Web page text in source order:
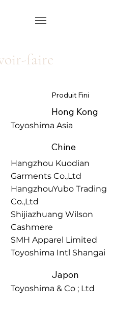
faire
Produit Fini
Hong Kong
Toyoshima Asia
Chine
Hangzhou Kuodian
Garments Co.,Ltd
HangzhouYubo Trading
Co.,Ltd
Shijiazhuang Wilson
Cashmere
SMH Apparel Limited
Toyoshima Intl Shangai
Japon
Toyoshima & Co ; Ltd